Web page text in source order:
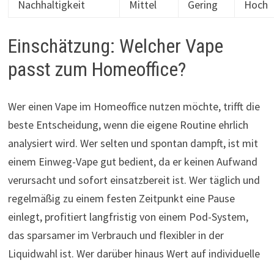
Nachhaltigkeit
Mittel Gering Hoch
Einschätzung: Welcher Vape
passt zum Homeoffice?
Wer einen Vape im Homeoffice nutzen möchte, trifft die
beste Entscheidung, wenn die eigene Routine ehrlich
analysiert wird. Wer selten und spontan dampft, ist mit
einem Einweg-Vape gut bedient, da er keinen Aufwand
verursacht und sofort einsatzbereit ist. Wer täglich und
regelmäßig zu einem festen Zeitpunkt eine Pause
einlegt, profitiert langfristig von einem Pod-System,
das sparsamer im Verbrauch und flexibler in der
Liquidwahl ist. Wer darüber hinaus Wert auf individuelle